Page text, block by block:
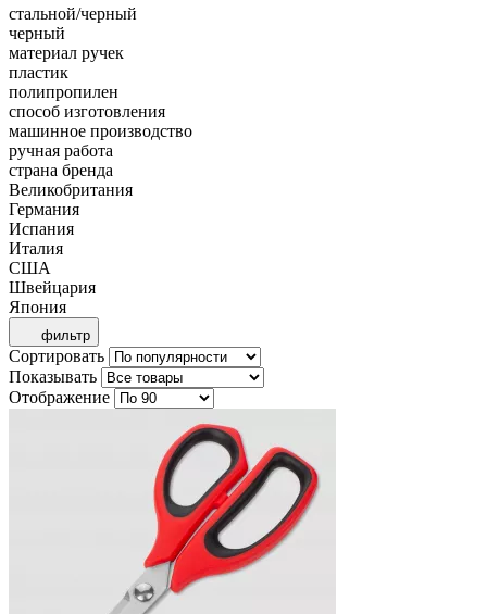
стальной/черный
черный
материал ручек
пластик
полипропилен
способ изготовления
машинное производство
ручная работа
страна бренда
Великобритания
Германия
Испания
Италия
США
Швейцария
Япония
фильтр
Сортировать
Показывать
Отображение